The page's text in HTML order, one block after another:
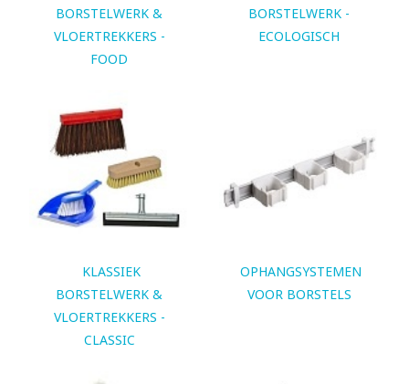
BORSTELWERK &
VLOERTREKKERS -
FOOD
BORSTELWERK -
ECOLOGISCH
KLASSIEK
BORSTELWERK &
VLOERTREKKERS -
CLASSIC
OPHANGSYSTEMEN
VOOR BORSTELS